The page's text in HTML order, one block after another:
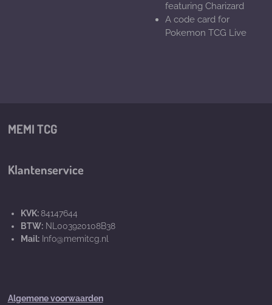
featuring Charizard
A code card for
Pokemon TCG Live
MEMI TCG
Klantenservice
KVK:84147644
BTW: NL003920108B38
Mail:Info@memitcg.nl
Algemene voorwaarden